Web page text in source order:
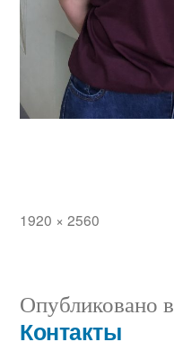
Полный
1920 × 2560
Навигация
Опубликовано в
Контакты